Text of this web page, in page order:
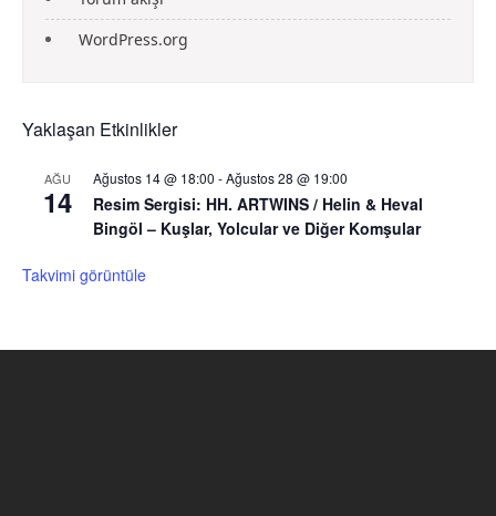
WordPress.org
Yaklaşan Etkinlikler
AĞU
14
Ağustos 14 @ 18:00 -Ağustos 28 @ 19:00
Resim Sergisi: HH. ARTWINS / Helin & Heval
Bingöl – Kuşlar, Yolcular ve Diğer Komşular
Takvimi görüntüle